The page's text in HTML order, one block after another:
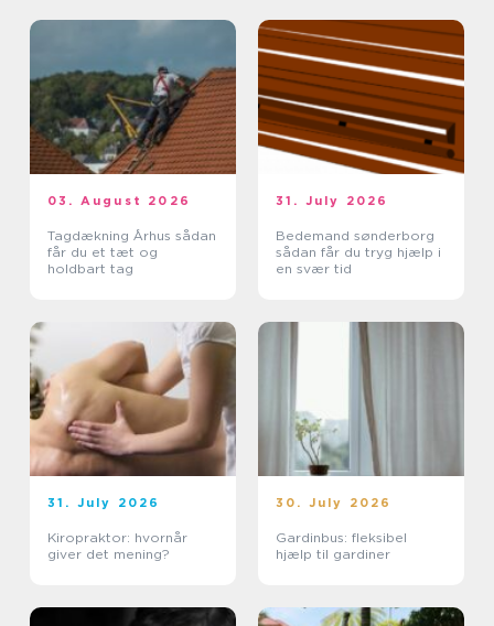
03. August 2026
Tagdækning Århus sådan
får du et tæt og
holdbart tag
31. July 2026
Bedemand sønderborg
sådan får du tryg hjælp i
en svær tid
31. July 2026
Kiropraktor: hvornår
giver det mening?
30. July 2026
Gardinbus: fleksibel
hjælp til gardiner